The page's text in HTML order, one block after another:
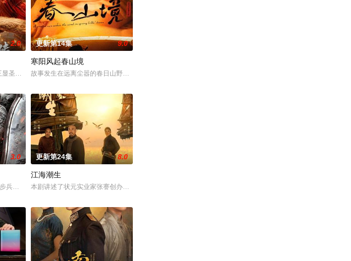
斗智斗勇，凭借着坚韧的信
江逾白，我喜欢你，哲学和生物学意义上的喜欢。”那个夜晚，他
2.0
圣、少年失踪......长安怪事扎堆？少年神探慕天行携竹马神探社成员横扫诡事，从市井少年到长
更新第14集 9.0
寒阳风起春山境
故事发生在远离尘嚣的春日山野，两个孤独的人因机缘巧合相遇。一人背负过往伤痕，避世居于深山；一人心
梁、孙希光和黄鹰等人开始
婚不结了。鹿鸣村开了锅，村民大骂麦香是叛徒。麦香是婚前体检
3.0
兵学院联合举办的小型军事演习中，郭子剑因不满演习流于形式，假传指令要求真打实抗，虽引发哗然
更新第24集 8.0
江海潮生
本剧讲述了状元实业家张謇创办大生企业，实业报国的故事。甲午战争后，国家蒙羞，张謇虽高中状元，却渴